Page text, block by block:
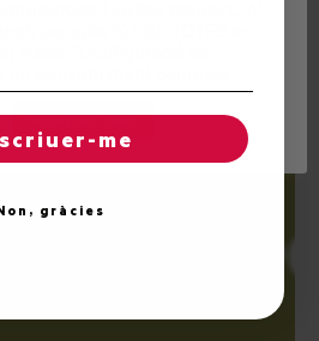
accepta l'ús de TOTES les
visitar "Configuració de
Acceptar totes
me
gràcies